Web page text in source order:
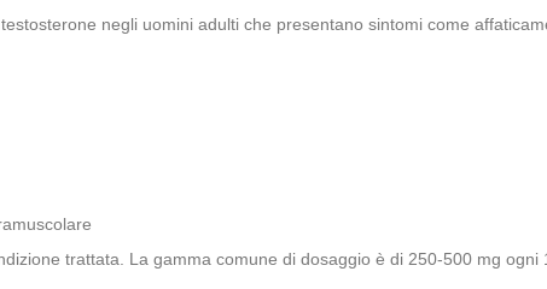
negli uomini adulti che presentano sintomi come
trattata. La gamma comune di dosaggio è di 250-500 mg